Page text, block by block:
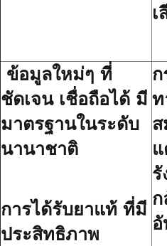
ข้อมูลใหม่ๆ ที่
ชัดเจน เชื่อถือได้ มี
มาตรฐานในระดับ
นานาชาติ
การได้รับยาแท้ ที่มี
ประสิทธิภาพ
ก
ท
รั